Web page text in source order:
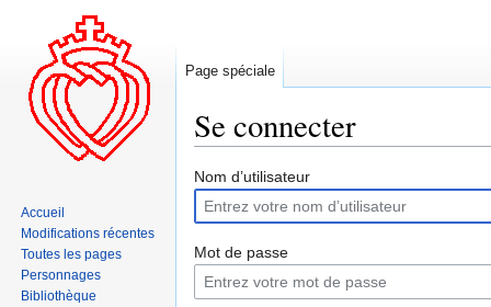
Se connecter
Aller
la
navigation
Aller
la
recherche
Nom d’utilisateur
Mot de passe
Page spéciale
Accueil
Modifications récentes
Toutes les pages
Personnages
Bibliothèque